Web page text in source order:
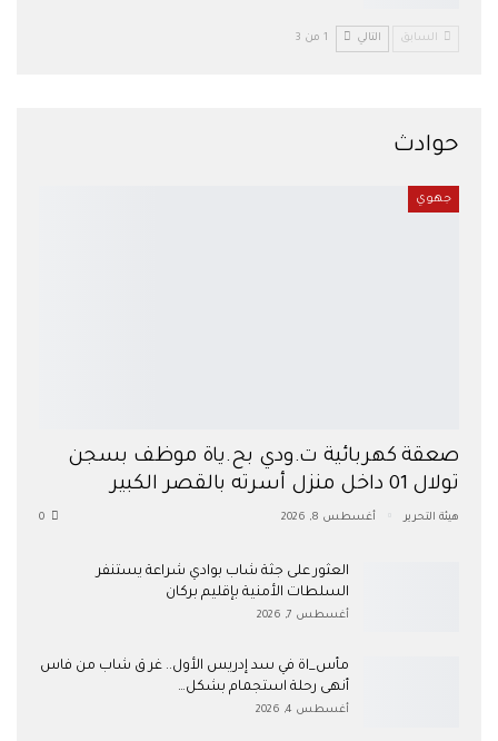
السابق التالي 1 من 3
حوادث
جهوي
صعقة كهربائية ت.ودي بح.ياة موظف بسجن
تولال 01 داخل منزل أسرته بالقصر الكبير
هيئة التحرير أغسطس 8, 2026
العثور على جثة شاب بوادي شراعة يستنفر
السلطات الأمنية بإقليم بركان
أغسطس 7, 2026
مأس_اة في سد إدريس الأول.. غر ق شاب من فاس
أنهى رحلة استجمام بشكل…
أغسطس 4, 2026